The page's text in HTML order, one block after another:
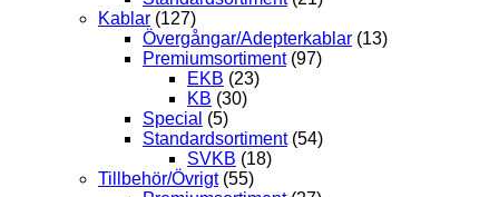
Kablar (127)
Övergångar/Adepterkablar (13)
Premiumsortiment (97)
EKB (23)
KB (30)
Special (5)
Standardsortiment (54)
SVKB (18)
Tillbehör/Övrigt (55)